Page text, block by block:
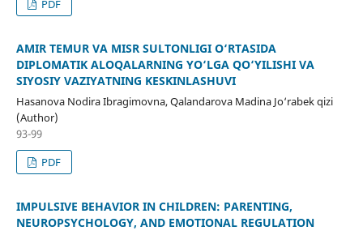
PDF
AMIR TEMUR VA MISR SULTONLIGI O‘RTASIDA
DIPLOMATIK ALOQALARNING YO‘LGA QO‘YILISHI VA
SIYOSIY VAZIYATNING KESKINLASHUVI
Hasanova Nodira Ibragimovna, Qalandarova Madina Jo‘rabek qizi
(Author)
93-99
PDF
IMPULSIVE BEHAVIOR IN CHILDREN: PARENTING,
NEUROPSYCHOLOGY, AND EMOTIONAL REGULATION